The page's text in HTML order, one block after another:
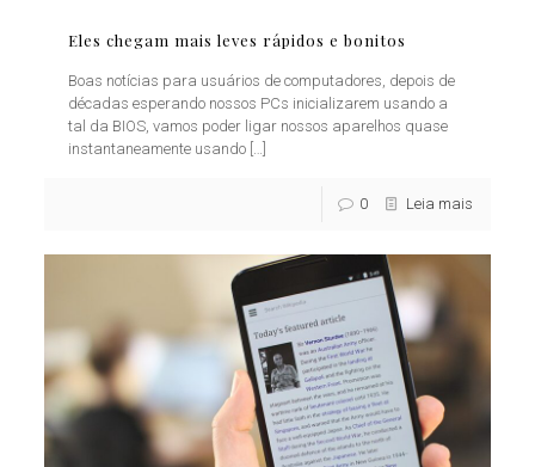
Eles chegam mais leves rápidos e bonitos
Boas notícias para usuários de computadores, depois de
décadas esperando nossos PCs inicializarem usando a
tal da BIOS, vamos poder ligar nossos aparelhos quase
instantaneamente usando […]
0 Leia mais